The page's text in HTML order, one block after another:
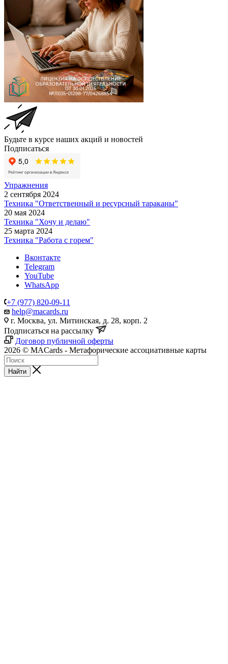
Будьте в курсе наших акций и новостей
Подписаться
Упражнения
2 сентября 2024
Техника "Ответственный и ресурсный тараканы"
20 мая 2024
Техника "Хочу и делаю"
25 марта 2024
Техника "Работа с горем"
Вконтакте
Telegram
YouTube
WhatsApp
+7 (977) 820-09-11
help@macards.ru
г. Москва, ул. Митинская, д. 28, корп. 2
Подписаться на рассылку
Договор публичной оферты
2026 © MACards - Метафорические ассоциативные карты
Найти